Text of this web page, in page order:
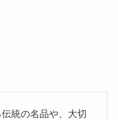
統の名品や、大切